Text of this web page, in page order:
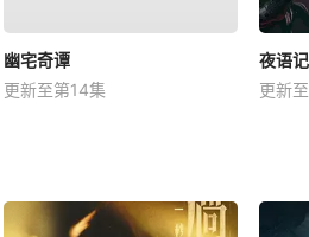
幽宅奇谭
更新至第14集
夜语记
更新